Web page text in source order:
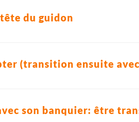
du guidon
(transition ensuite
son banquier: être